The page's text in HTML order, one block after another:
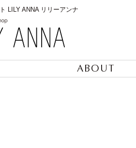
LILY ANNA リリーアンナ
ABOUT